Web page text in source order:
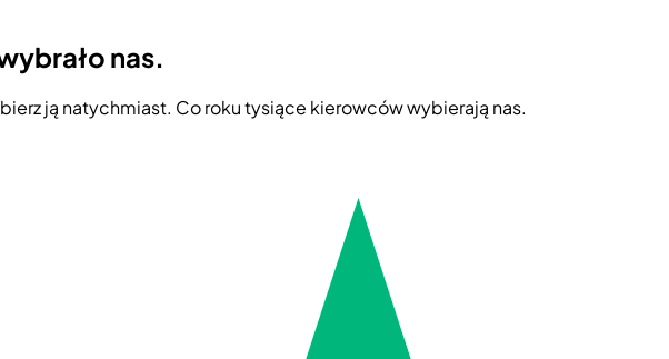
nas.
ją natychmiast. Co roku tysiące kierowców wybierają nas.